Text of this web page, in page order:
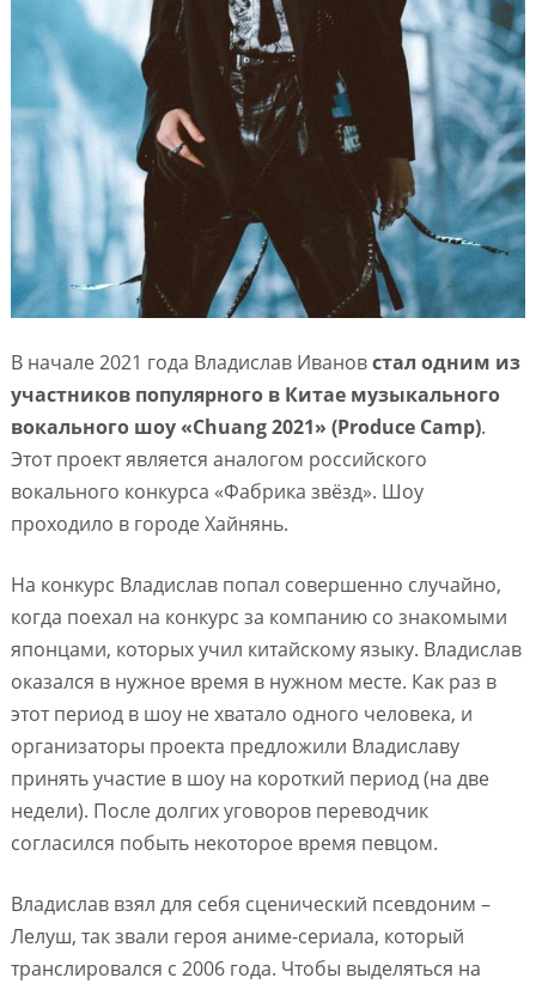
В начале 2021 года Владислав Ивановстал одним из
участников популярного в Китае музыкального
вокального шоу «Chuang 2021» (Produce Camp).
Этот проект является аналогом российского
вокального конкурса «Фабрика звёзд». Шоу
проходило в городе Хайнянь.
На конкурс Владислав попал совершенно случайно,
когда поехал на конкурс за компанию со знакомыми
японцами, которых учил китайскому языку. Владислав
оказался в нужное время в нужном месте. Как раз в
этот период в шоу не хватало одного человека, и
организаторы проекта предложили Владиславу
принять участие в шоу на короткий период (на две
недели). После долгих уговоров переводчик
согласился побыть некоторое время певцом.
Владислав взял для себя сценический псевдоним –
Лелуш, так звали героя аниме-сериала, который
транслировался с 2006 года. Чтобы выделяться на